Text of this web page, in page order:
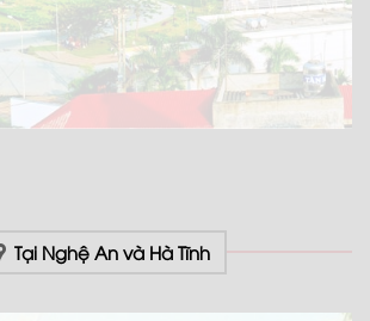
Tại Nghệ An và Hà Tĩnh